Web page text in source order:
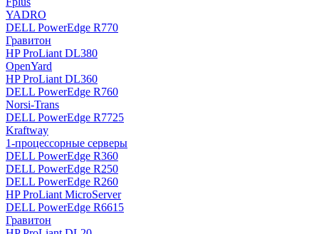
YADRO
DELL PowerEdge R770
Гравитон
HP ProLiant DL380
OpenYard
HP ProLiant DL360
DELL PowerEdge R760
Norsi-Trans
DELL PowerEdge R7725
Kraftway
1-процессорные серверы
DELL PowerEdge R360
DELL PowerEdge R250
DELL PowerEdge R260
HP ProLiant MicroServer
DELL PowerEdge R6615
Гравитон